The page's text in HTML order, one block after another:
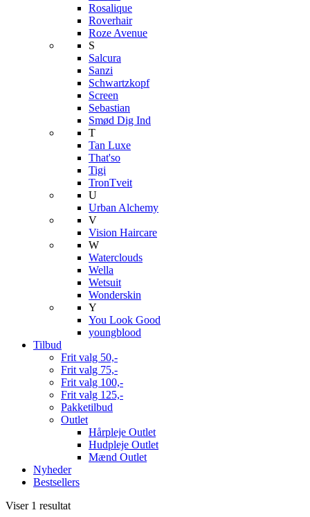
Rosalique
Roverhair
Roze Avenue
S
Salcura
Sanzi
Schwartzkopf
Screen
Sebastian
Smød Dig Ind
T
Tan Luxe
That'so
Tigi
TronTveit
U
Urban Alchemy
V
Vision Haircare
W
Waterclouds
Wella
Wetsuit
Wonderskin
Y
You Look Good
youngblood
Tilbud
Frit valg 50,-
Frit valg 75,-
Frit valg 100,-
Frit valg 125,-
Pakketilbud
Outlet
Hårpleje Outlet
Hudpleje Outlet
Mænd Outlet
Nyheder
Bestsellers
Viser 1 resultat